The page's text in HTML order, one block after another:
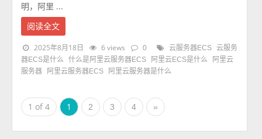
明，阿里 ...
阅读全文
2025年8月18日 6 views 0 云服务器ECS
云服务
器ECS是什么
什么是阿里云服务器ECS 阿里云ECS是什么
阿里云
服务器
阿里云服务器ECS 阿里云服务器是什么
1 of 4 1 2 3 4 »